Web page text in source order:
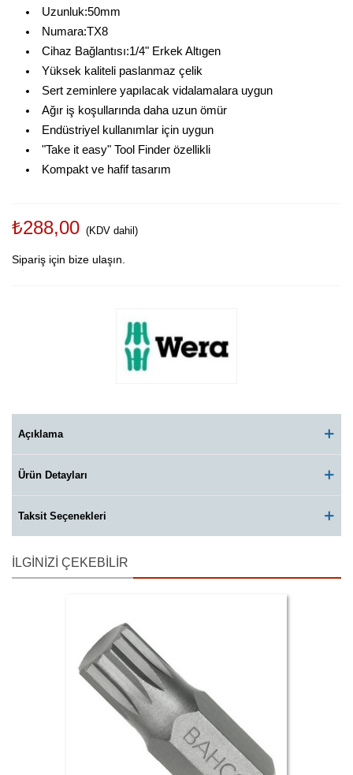
Uzunluk:50mm
Numara:TX8
Cihaz Bağlantısı:1/4" Erkek Altıgen
Yüksek kaliteli paslanmaz çelik
Sert zeminlere yapılacak vidalamalara uygun
Ağır iş koşullarında daha uzun ömür
Endüstriyel kullanımlar için uygun
"Take it easy" Tool Finder özellikli
Kompakt ve hafif tasarım
₺288,00 (KDV dahil)
Sipariş için bize ulaşın.
Açıklama
Ürün Detayları
Taksit Seçenekleri
İLGINIZI ÇEKEBILIR